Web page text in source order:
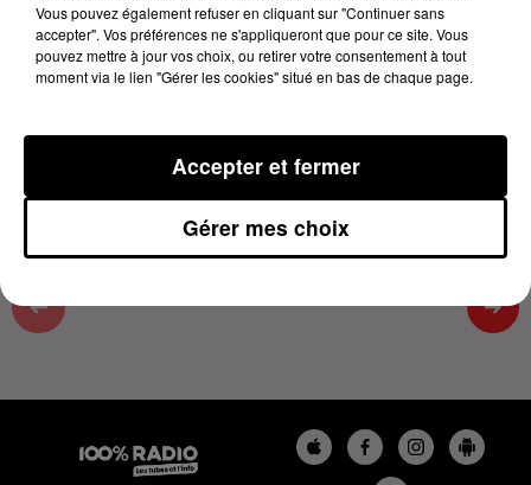
LES INFOS DU GRAND TOULOUSE DU
13/05/2026 À 18H01
Podcasts infos du grand Toulouse
Vous pouvez également refuser en cliquant sur "Continuer sans
accepter". Vos préférences ne s'appliqueront que pour ce site. Vous
pouvez mettre à jour vos choix, ou retirer votre consentement à tout
moment via le lien "Gérer les cookies" situé en bas de chaque page.
Gérer mes choix
Accepter et fermer